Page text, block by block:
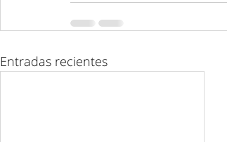
Entradas recientes